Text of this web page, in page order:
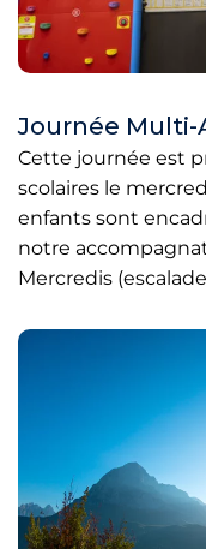
Journée Multi-
Cette journée est
scolaires le
enfants sont
notre
Mercredis